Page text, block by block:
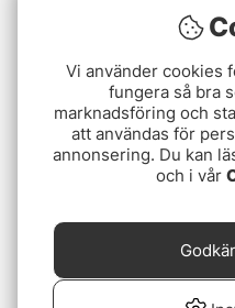
Vi använder cookies
fungera så bra
marknadsföring och
att användas för
annonsering. Du kan
och i vår